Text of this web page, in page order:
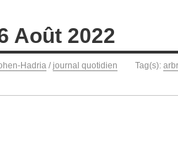
Août 2022
Hadria / journal quotidien Tag(s):